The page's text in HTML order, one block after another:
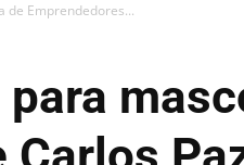
de Emprendedores...